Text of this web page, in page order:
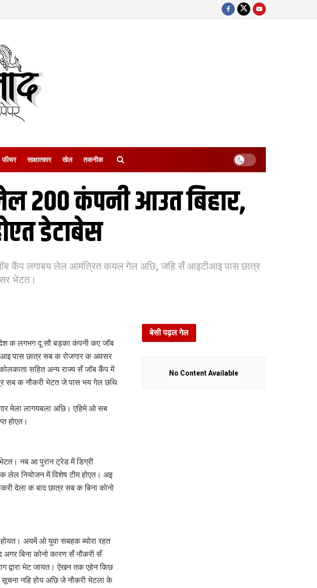
फीचर साक्षात्‍कार खेल तकनीक
200 कंपनी आउत बिहार,
डेटाबेस
कैंप लगाबय लेल आमंत्रित कयल गेल अछि, जहि सँ आइटीआइ पास छात्र
भेटत।
देश क लगभग दू सौ बड़का कंपनी कए जॉब
पास छात्र सब क रोजगार क अवसर
सहित अन्य राज्य सँ जॉब कैंप में
सब क नौकरी भेटत जे पास भय गेल छथि
मेला लागयबला अछि। एहिमे ओ सब
होएत।
नब आ पुरान ट्रेड में डिग्री
लेल नियोजन में विशेष टीम होएत। अइ
देला क बाद छात्र सब क बिना कोनो
अयमें ओ युवा सबहक ब्योरा रहत
बिना कोनो कारण सँ नौकरी सँ
द्वारा भेट जायत। ऐखन तक एहेन किछ
सूचना नहि होय अछि जे नौकरी भेटला के
बेसी पढ़ल गेल
No Content Available